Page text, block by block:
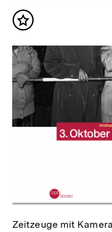
Inhalte
Inhalt
Zeitzeuge mit